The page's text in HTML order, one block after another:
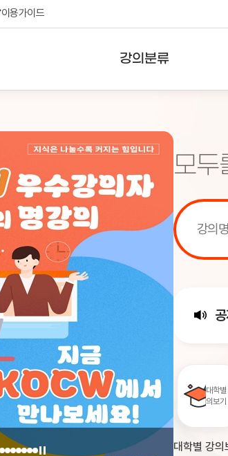
이용가이드
강의분류
기관강의
테마강의
모두
대학별
의보기
대학별 강의